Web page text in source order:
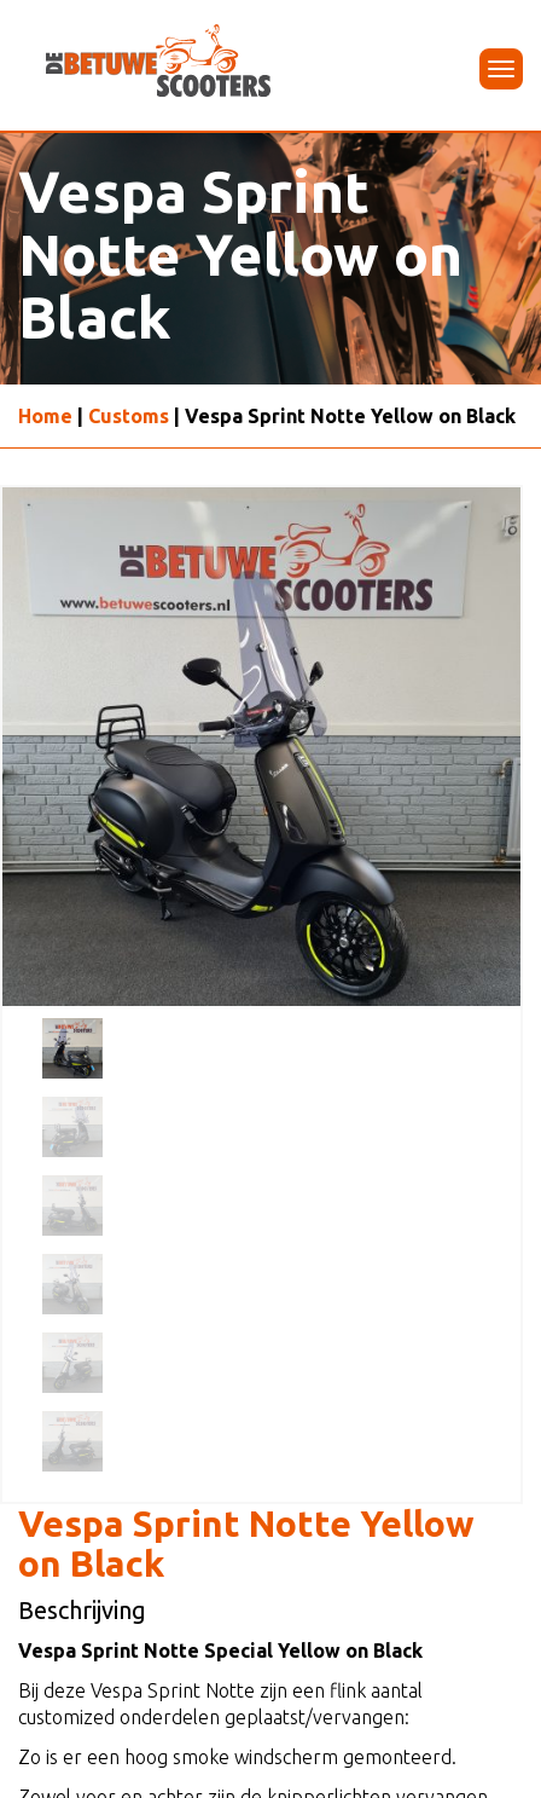
Vespa Sprint
Notte Yellow on
Black
Home Customs | Vespa Sprint Notte Yellow on Black
Vespa Sprint Notte Yellow
on Black
Beschrijving
Vespa Sprint Notte Special Yellow on Black
Bij deze Vespa Sprint Notte zijn een flink aantal
customized onderdelen geplaatst/vervangen:
Zo is er een hoog smoke windscherm gemonteerd.